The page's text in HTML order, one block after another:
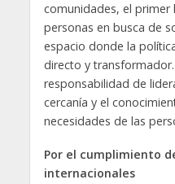
comunidades, el primer
personas en busca de
espacio donde la
directo y
responsabilidad de
cercanía y el
necesidades de las
Por el cumplimiento
internacionales